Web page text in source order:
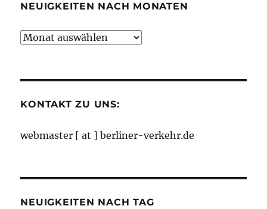
NEUIGKEITEN NACH MONATEN
Neuigkeiten
KONTAKT ZU UNS:
webmaster [ at ] berliner-verkehr.de
NEUIGKEITEN NACH TAG